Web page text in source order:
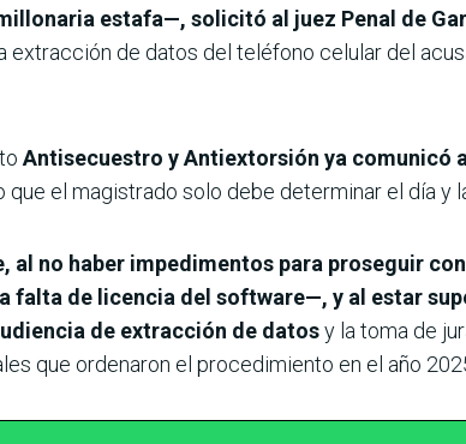
estafa—, solicitó al juez Penal de
extracción de datos del teléfono celular del
Antisecuestro y Antiextorsión ya comunicó
que el magistrado solo debe determinar el día y
al no haber impedimentos para proseguir
falta de licencia del software—, y al estar
de extracción de datosy la toma de
que ordenaron el procedimiento en el año